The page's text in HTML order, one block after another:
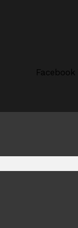
Facebook